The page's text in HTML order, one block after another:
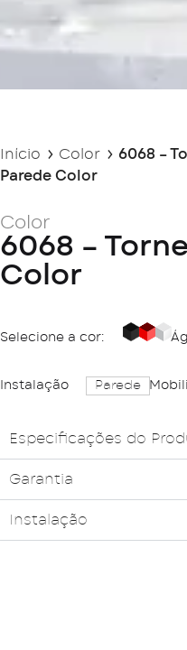
Início Color
6068 –
Parede Color
Color
6068 –
Color
Selecione a cor: Black
Red
Instalação Parede
Especificações do
Garantia
Instalação